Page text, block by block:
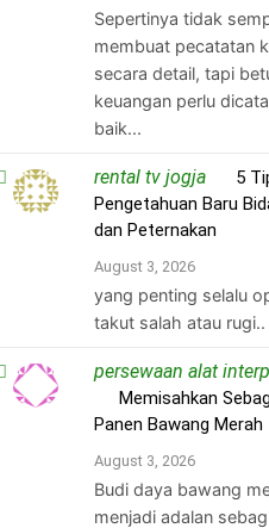
Sepertinya tidak
membuat pecatatan
secara detail, tapi
keuangan perlu
baik...
rental tv jogjaon 5
Pengetahuan Baru
dan Peternakan
August 3, 2026
yang penting selalu
takut salah atau rugi..
persewaan alat
Memisahkan
Panen Bawang Merah
August 3, 2026
Budi daya bawang
menjadi adalan